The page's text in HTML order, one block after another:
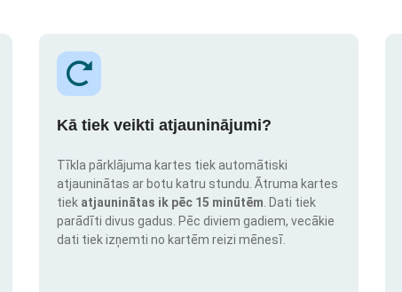
Kā tiek veikti atjauninājumi?
Tīkla pārklājuma kartes tiek automātiski
atjauninātas ar botu katru stundu. Ātruma kartes
tiek atjauninātas ik pēc 15 minūtēm . Dati tiek
parādīti divus gadus. Pēc diviem gadiem, vecākie
dati tiek izņemti no kartēm reizi mēnesī.